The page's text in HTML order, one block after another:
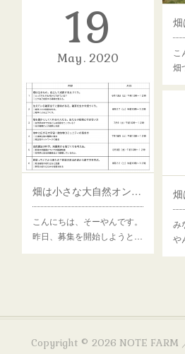
こ
畑
19
May 2020
畑は小さな大自然オンライン講座、もう少しお待ちください。
こんにちは、そーやんです。
昨日、募集を開始しようと…
み
や
Copyright © 2026 NOTE FARM